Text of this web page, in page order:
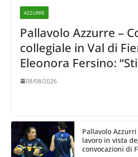
AZZURRE
Pallavolo Azzurre –
collegiale in Val di
Eleonora Fersino:
lavorando su quei
dettagli dove poter
08/08/2026
Pallavolo
lavoro in vista
convocazioni di